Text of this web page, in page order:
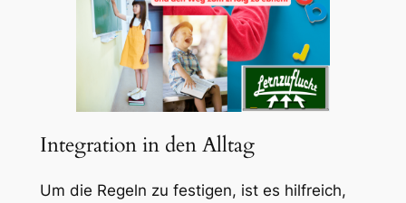
Integration in den Alltag
Um die Regeln zu festigen, ist es hilfreich,